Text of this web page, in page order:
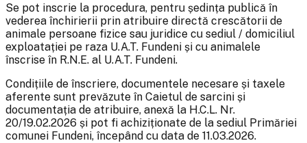
Se pot inscrie la procedura, pentru ședința publică în
vederea închirierii prin atribuire directă crescătorii de
animale persoane fizice sau juridice cu sediul / domiciliul
exploatației pe raza U.A.T. Fundeni și cu animalele
înscrise în R.N.E. al U.A.T. Fundeni.
Condițiile de înscriere, documentele necesare și taxele
aferente sunt prevăzute în Caietul de sarcini și
documentația de atribuire, anexă la H.C.L. Nr.
20/19.02.2026 și pot fi achiziționate de la sediul Primăriei
comunei Fundeni, începând cu data de 11.03.2026.